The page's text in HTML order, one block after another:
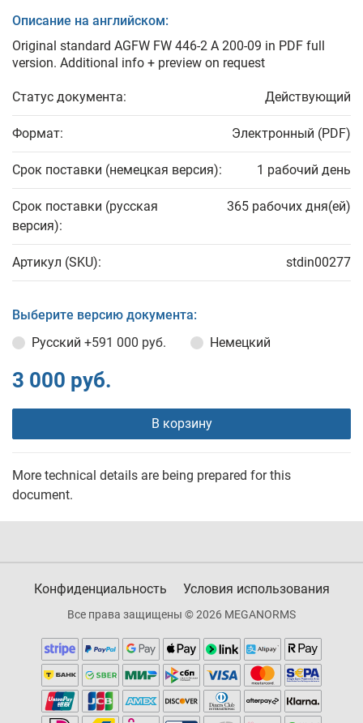
Описание на английском:
Original standard AGFW FW 446-2 A 200-09 in PDF full
version. Additional info + preview on request
Статус документа: Действующий
Формат: Электронный (PDF)
Срок поставки (немецкая версия): 1 рабочий день
Срок поставки (русская
версия):
365 рабочих дня(ей)
Артикул (SKU): stdin00277
Выберите версию документа:
Русский +591 000 руб. Немецкий
3 000 руб.
В корзину
More technical details are being prepared for this
document.
Конфиденциальность Условия использования
Все права защищены © 2026 MEGANORMS